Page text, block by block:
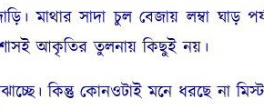
মাথার সাদা চুল বেজায় লম্বা ঘাড়
আকৃতির তুলনায় কিছুই নয়।
কিন্তু কোনওটাই মনে ধরছে না